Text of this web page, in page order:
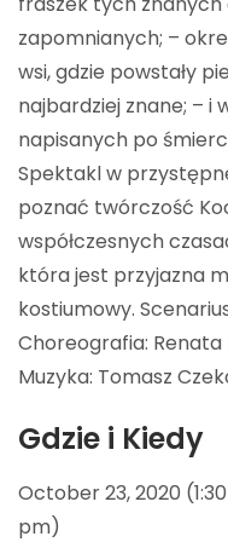
zapomnianych; –
wsi, gdzie powstały
najbardziej znane; – i
napisanych po
Spektakl w
poznać twórczość
współczesnych
która jest przyjazna
kostiumowy.
Choreografia: Renata
Muzyka: Tomasz
Gdzie i Kiedy
October 23, 2020
pm)